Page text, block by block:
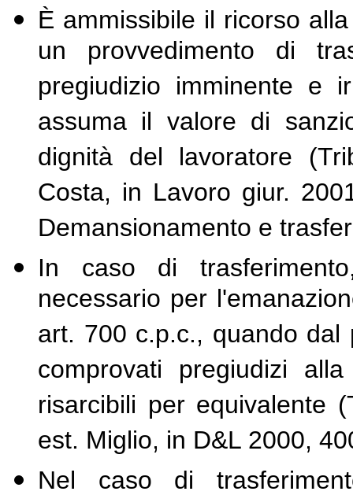
È ammissibile il ricorso
un provvedimento di
pregiudizio imminente e
assuma il valore di
dignità del lavoratore
Costa, in Lavoro giur.
Demansionamento e
In caso di
necessario per
art. 700 c.p.c., quando dal
comprovati pregiudizi
risarcibili per equivalente
est. Miglio, in D&L 2000,
Nel caso di